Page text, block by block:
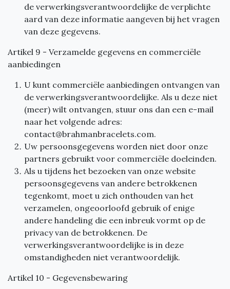
de verwerkingsverantwoordelijke de verplichte
aard van deze informatie aangeven bij het vragen
van deze gegevens.
Artikel 9 - Verzamelde gegevens en commerciële
aanbiedingen
U kunt commerciële aanbiedingen ontvangen van
de verwerkingsverantwoordelijke. Als u deze niet
(meer) wilt ontvangen, stuur ons dan een e-mail
naar het volgende adres:
contact@brahmanbracelets.com.
Uw persoonsgegevens worden niet door onze
partners gebruikt voor commerciële doeleinden.
Als u tijdens het bezoeken van onze website
persoonsgegevens van andere betrokkenen
tegenkomt, moet u zich onthouden van het
verzamelen, ongeoorloofd gebruik of enige
andere handeling die een inbreuk vormt op de
privacy van de betrokkenen. De
verwerkingsverantwoordelijke is in deze
omstandigheden niet verantwoordelijk.
Artikel 10 - Gegevensbewaring